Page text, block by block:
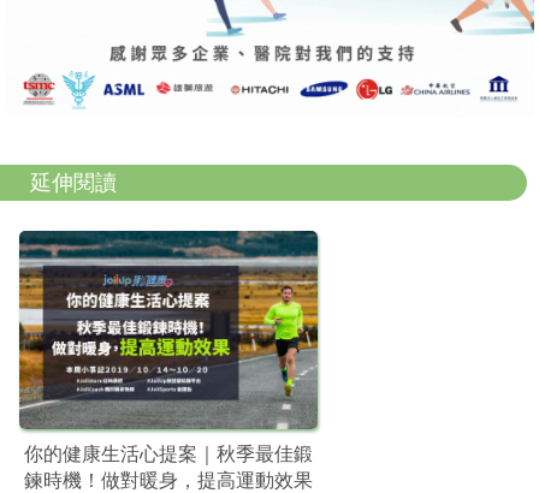
延伸閱讀
你的健康生活心提案｜秋季最佳鍛
鍊時機！做對暖身，提高運動效果